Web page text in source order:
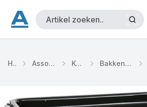
Home Assortiment Keuken Bakken / Grillen